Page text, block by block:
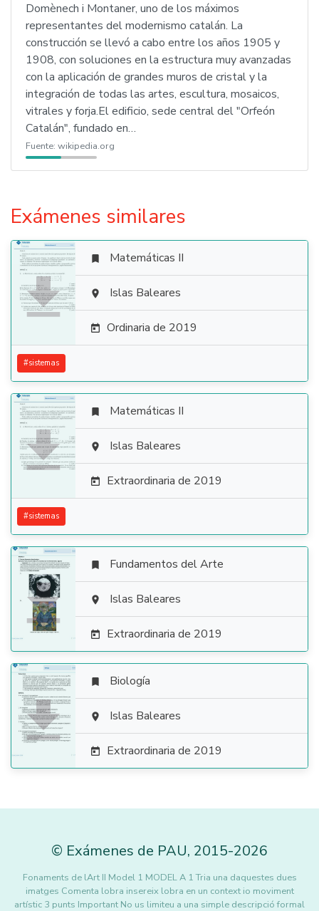
Domènech i Montaner, uno de los máximos
representantes del modernismo catalán. La
construcción se llevó a cabo entre los años 1905 y
1908, con soluciones en la estructura muy avanzadas
con la aplicación de grandes muros de cristal y la
integración de todas las artes, escultura, mosaicos,
vitrales y forja.El edificio, sede central del "Orfeón
Catalán", fundado en…
Fuente: wikipedia.org
Exámenes similares

 Matemáticas II
 Islas Baleares
 Ordinaria de 2019
#sistemas

 Matemáticas II
 Islas Baleares
 Extraordinaria de 2019
#sistemas

 Fundamentos del Arte
 Islas Baleares
 Extraordinaria de 2019

 Biología
 Islas Baleares
 Extraordinaria de 2019
© Exámenes de PAU, 2015-2026
Fonaments de lArt II Model 1 MODEL A 1 Tria una daquestes dues
imatges Comenta lobra insereix lobra en un context io moviment
artístic 3 punts Important No us limiteu a una simple descripció formal